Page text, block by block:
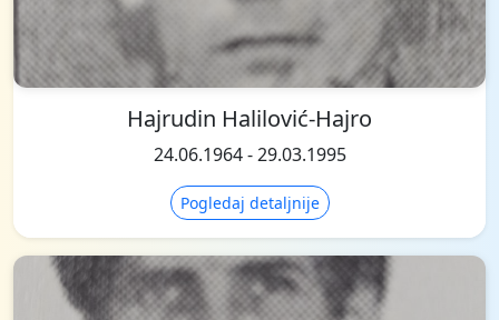
Hajrudin Halilović-Hajro
24.06.1964 - 29.03.1995
Pogledaj detaljnije